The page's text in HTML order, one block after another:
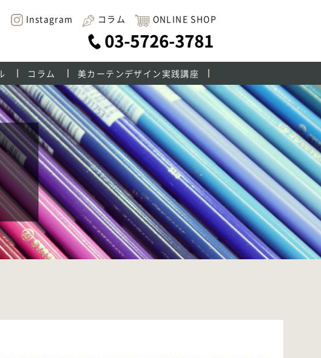
Instagram コラム ONLINE SHOP
コラム 美カーテンデザイン実践講座